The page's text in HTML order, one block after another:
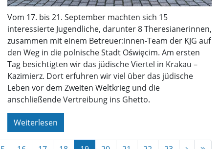
Vom 17. bis 21. September machten sich 15
interessierte Jugendliche, darunter 8 Theresianerinnen,
zusammen mit einem Betreuer:innen-Team der KJG auf
den Weg in die polnische Stadt Oświęcim. Am ersten
Tag besichtigten wir das jüdische Viertel in Krakau –
Kazimierz. Dort erfuhren wir viel über das jüdische
Leben vor dem Zweiten Weltkrieg und die
anschließende Vertreibung ins Ghetto.
Weiterlesen